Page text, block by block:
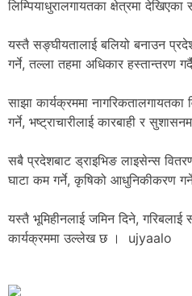
लिम्पियाधुरालगायतका क्षेत्रमा
यस्तै सङ्घीयतालाई बलियो बनाउन
गर्ने, तल्ला तहमा अधिकार
साझा कार्यक्रममा नागरिकतालगायतका
गर्ने, भष्ट्राचारीलाई कारबाही र
सबै प्रदेशबाट ड्राइभिङ लाइसेन्स
घाटा कम गर्ने, कृषिको आधुनिकीकरण
यस्तै भूमिहीनलाई जमिन दिने, गरिबलाई
कार्यक्रममा उल्लेख छ । ujyaalo